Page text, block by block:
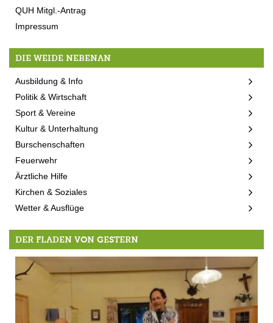
QUH Mitgl.-Antrag
Impressum
DIE WEIDE NEBENAN
Ausbildung & Info
Politik & Wirtschaft
Sport & Vereine
Kultur & Unterhaltung
Burschenschaften
Feuerwehr
Ärztliche Hilfe
Kirchen & Soziales
Wetter & Ausflüge
DER FLADEN VON GESTERN